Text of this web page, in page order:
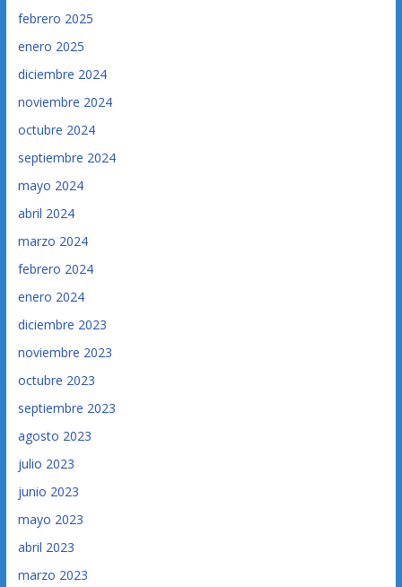
febrero 2025
enero 2025
diciembre 2024
noviembre 2024
octubre 2024
septiembre 2024
mayo 2024
abril 2024
marzo 2024
febrero 2024
enero 2024
diciembre 2023
noviembre 2023
octubre 2023
septiembre 2023
agosto 2023
julio 2023
junio 2023
mayo 2023
abril 2023
marzo 2023